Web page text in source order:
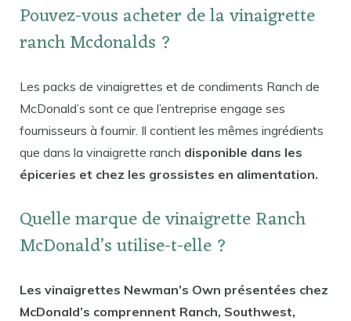
Pouvez-vous acheter de la vinaigrette
ranch Mcdonalds ?
Les packs de vinaigrettes et de condiments Ranch de
McDonald’s sont ce que l’entreprise engage ses
fournisseurs à fournir. Il contient les mêmes ingrédients
que dans la vinaigrette ranch disponible dans les
épiceries et chez les grossistes en alimentation.
Quelle marque de vinaigrette Ranch
McDonald’s utilise-t-elle ?
Les vinaigrettes Newman’s Own présentées chez
McDonald’s comprennent Ranch, Southwest,